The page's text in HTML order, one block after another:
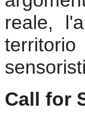
reale,
Call for